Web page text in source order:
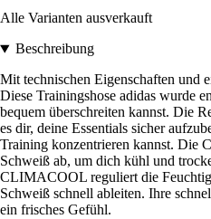
Alle Varianten ausverkauft
Beschreibung
Mit technischen Eigenschaften und
Diese Trainingshose adidas wurde
bequem überschreiten kannst. Die
es dir, deine Essentials sicher
Training konzentrieren kannst. Die
Schweiß ab, um dich kühl und
CLIMACOOL reguliert die
Schweiß schnell ableiten. Ihre
ein frisches Gefühl.